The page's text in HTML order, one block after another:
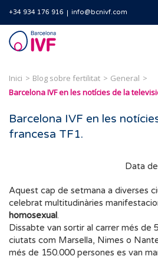
+34 934 176 916 info@bcnivf.com
Barcelona
IVF
Inici Blog sobre fertilitat
General
Barcelona IVF en les notícies de la
Barcelona IVF en les
francesa TF1.
Data
Aquest cap de setmana a diverses
celebrat multitudinàries
homosexual.
Dissabte van sortir al carrer més de
ciutats com Marsella, Nimes o
més de 150.000 persones es van